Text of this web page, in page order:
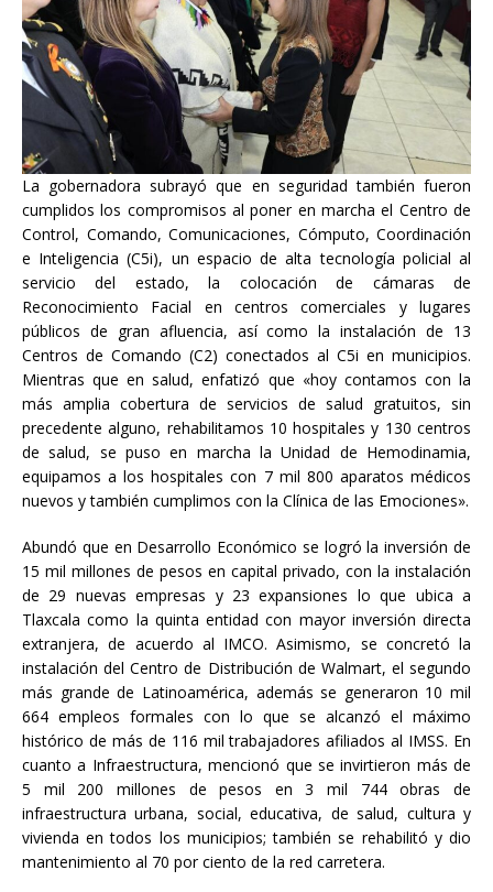
La gobernadora subrayó que en seguridad también fueron
cumplidos los compromisos al poner en marcha el Centro de
Control, Comando, Comunicaciones, Cómputo, Coordinación
e Inteligencia (C5i), un espacio de alta tecnología policial al
servicio del estado, la colocación de cámaras de
Reconocimiento Facial en centros comerciales y lugares
públicos de gran afluencia, así como la instalación de 13
Centros de Comando (C2) conectados al C5i en municipios.
Mientras que en salud, enfatizó que «hoy contamos con la
más amplia cobertura de servicios de salud gratuitos, sin
precedente alguno, rehabilitamos 10 hospitales y 130 centros
de salud, se puso en marcha la Unidad de Hemodinamia,
equipamos a los hospitales con 7 mil 800 aparatos médicos
nuevos y también cumplimos con la Clínica de las Emociones».
Abundó que en Desarrollo Económico se logró la inversión de
15 mil millones de pesos en capital privado, con la instalación
de 29 nuevas empresas y 23 expansiones lo que ubica a
Tlaxcala como la quinta entidad con mayor inversión directa
extranjera, de acuerdo al IMCO. Asimismo, se concretó la
instalación del Centro de Distribución de Walmart, el segundo
más grande de Latinoamérica, además se generaron 10 mil
664 empleos formales con lo que se alcanzó el máximo
histórico de más de 116 mil trabajadores afiliados al IMSS. En
cuanto a Infraestructura, mencionó que se invirtieron más de
5 mil 200 millones de pesos en 3 mil 744 obras de
infraestructura urbana, social, educativa, de salud, cultura y
vivienda en todos los municipios; también se rehabilitó y dio
mantenimiento al 70 por ciento de la red carretera.